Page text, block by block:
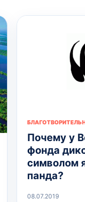
Почему у
фонда
символом
панда?
08.07.2019